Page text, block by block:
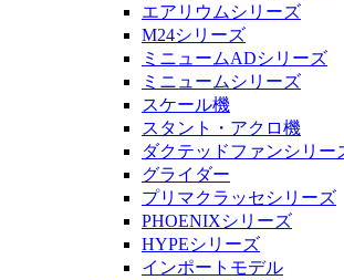
エアリウムシリーズ
M24シリーズ
ミニュームADシリーズ
ミニュームシリーズ
スケール機
スタント・アクロ機
ダクテッドファンシリー
グライダー
プリマクラッセシリーズ
PHOENIXシリーズ
HYPEシリーズ
インポートモデル